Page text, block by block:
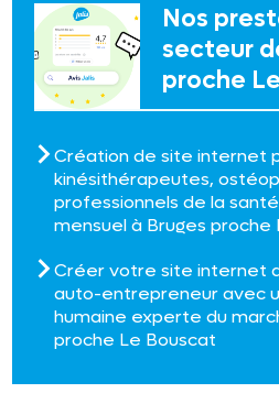
Nos
secteur
proche
Création de site internet
kinésithérapeutes,
professionnels de la
mensuel à Bruges proche
Créer votre site internet
auto-entrepreneur avec
humaine experte du
proche Le Bouscat